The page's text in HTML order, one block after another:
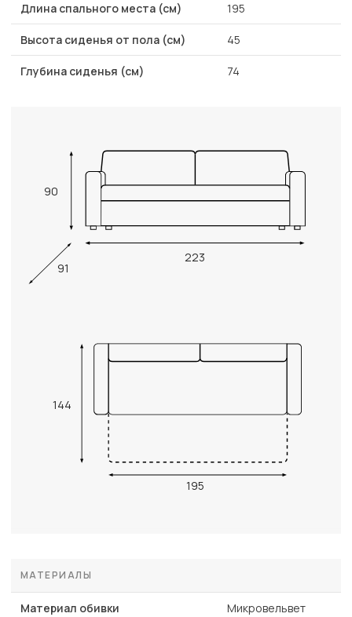
Длина спального места (см) 195
Высота сиденья от пола (см) 45
Глубина сиденья (см) 74
90
223
91
144
195
МАТЕРИАЛЫ
Материал обивки Микровельвет